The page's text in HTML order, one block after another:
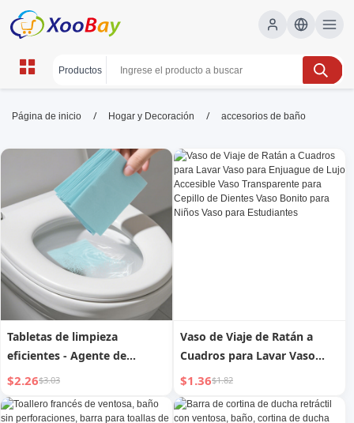
accesorios de baño | XOOBAY
accesorios de baño, organización, hogar,
wholesale accesorios de baño, XOOBAY
Soluciones prácticas para baño: almacenamiento, estilo y
durabilidad en un conjunto compacto.
Página de inicio / Hogar y Decoración / accesorios de baño
Tabletas de limpieza
eficientes - Agente de
limpieza multiusos para el
hogar - Adecuado para
lavadoras/cocinas/baños -
$2.26$3.03
Vaso de Viaje de Ratán a
Cuadros para Lavar Vaso
para Enjuague de Lujo
Accesible Vaso Transparente
para Cepillo de Dientes Vaso
$1.36$1.82